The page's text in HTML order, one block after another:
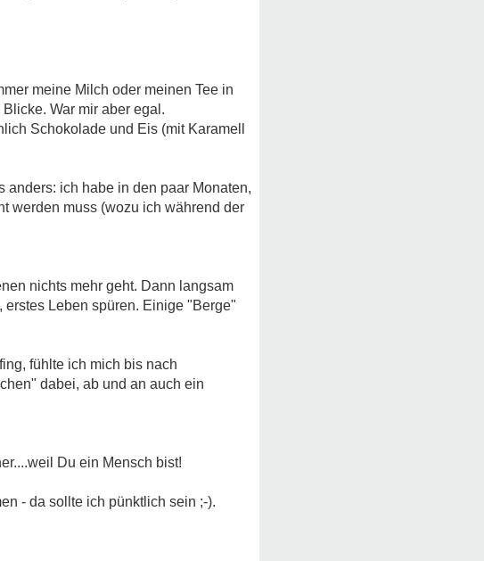
meine Milch oder meinen Tee in
War mir aber egal.
Schokolade und Eis (mit Karamell
anders: ich habe in den paar Monaten,
werden muss (wozu ich während der
nichts mehr geht. Dann langsam
Leben spüren. Einige "Berge"
fühlte ich mich bis nach
dabei, ab und an auch ein
Du ein Mensch bist!
- da sollte ich pünktlich sein ;-).